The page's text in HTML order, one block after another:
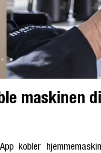
maskinen
kobler